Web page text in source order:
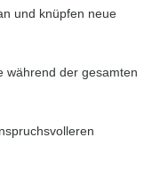
und knüpfen neue
während der gesamten